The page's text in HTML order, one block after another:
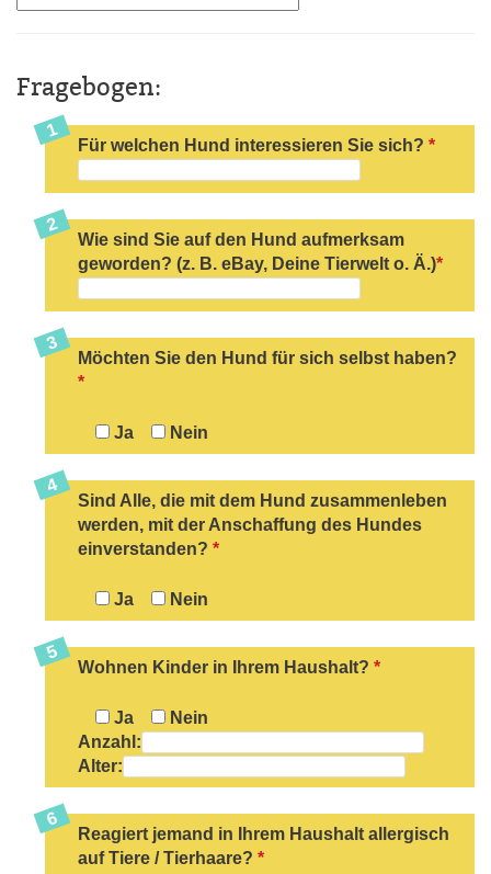
Fragebogen:
Für welchen Hund interessieren Sie sich? *
Wie sind Sie auf den Hund aufmerksam
geworden? (z. B. eBay, Deine Tierwelt o. Ä.)*
Möchten Sie den Hund für sich selbst haben?
*
Ja Nein
Sind Alle, die mit dem Hund zusammenleben
werden, mit der Anschaffung des Hundes
einverstanden? *
Ja Nein
Wohnen Kinder in Ihrem Haushalt? *
Ja
Nein
Anzahl:
Alter:
Reagiert jemand in Ihrem Haushalt allergisch
auf Tiere / Tierhaare? *